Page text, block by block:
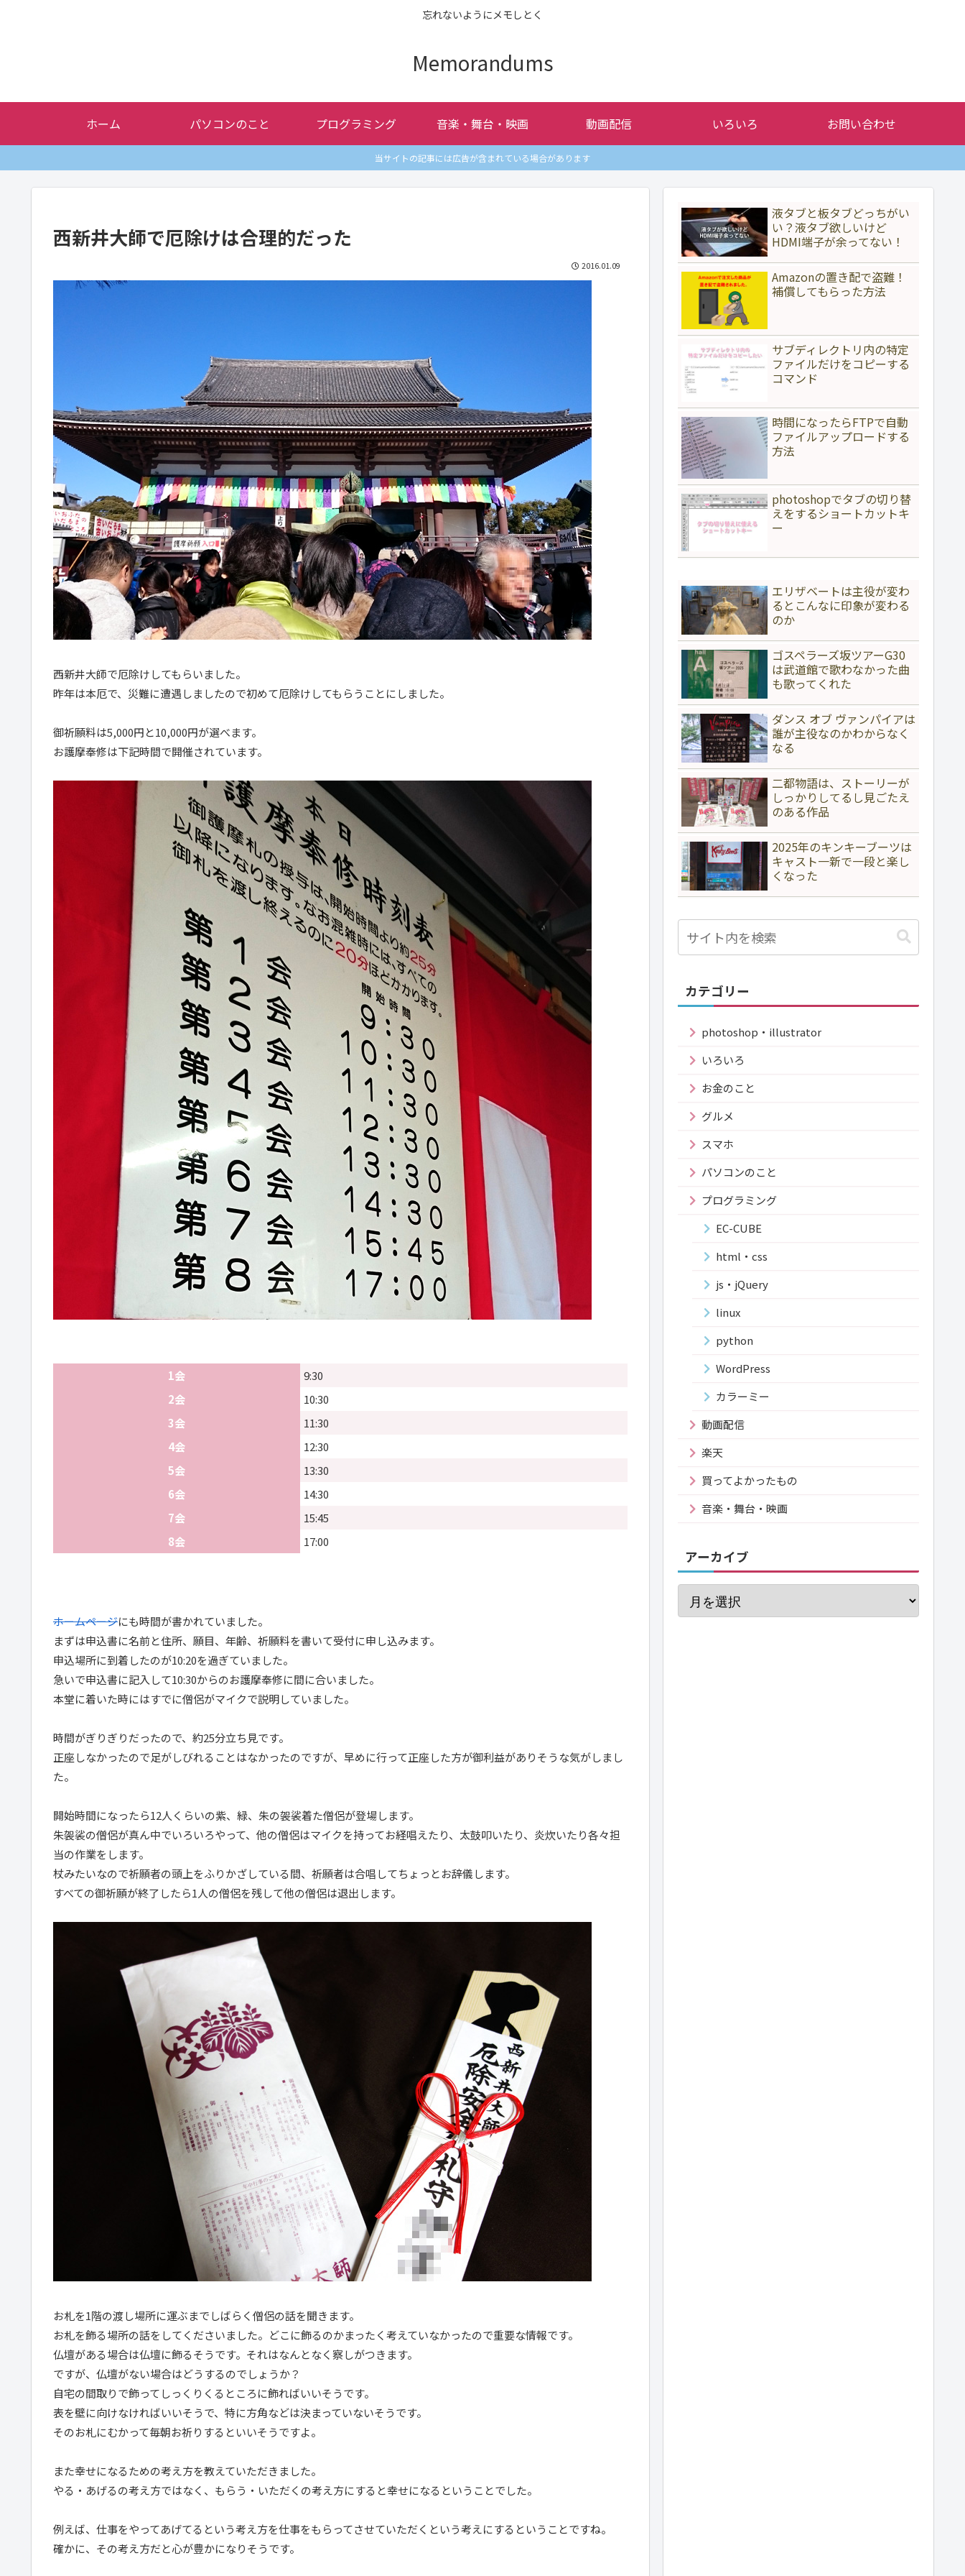
忘れないようにメモしとく
Memorandums
ホーム パソコンのこと プログラミング 音楽・舞台・映画 動画配信 いろいろ お問い合わせ
当サイトの記事には広告が含まれている場合があります
西新井大師で厄除けは合理的だった
2016.01.09
西新井大師で厄除けしてもらいました。
昨年は本厄で、災難に遭遇しましたので初めて厄除けしてもらうことにしました。
御祈願料は5,000円と10,000円が選べます。
お護摩奉修は下記時間で開催されています。
1会
9:30
2会
10:30
3会
11:30
4会
12:30
5会
13:30
6会
14:30
7会
15:45
8会
17:00
ホームページにも時間が書かれていました。
まずは申込書に名前と住所、願目、年齢、祈願料を書いて受付に申し込みます。
申込場所に到着したのが10:20を過ぎていました。
急いで申込書に記入して10:30からのお護摩奉修に間に合いました。
本堂に着いた時にはすでに僧侶がマイクで説明していました。
時間がぎりぎりだったので、約25分立ち見です。
正座しなかったので足がしびれることはなかったのですが、早めに行って正座した方が御利益がありそうな気がしまし
た。
開始時間になったら12人くらいの紫、緑、朱の袈裟着た僧侶が登場します。
朱袈裟の僧侶が真ん中でいろいろやって、他の僧侶はマイクを持ってお経唱えたり、太鼓叩いたり、炎炊いたり各々担
当の作業をします。
杖みたいなので祈願者の頭上をふりかざしている間、祈願者は合唱してちょっとお辞儀します。
すべての御祈願が終了したら1人の僧侶を残して他の僧侶は退出します。
お札を1階の渡し場所に運ぶまでしばらく僧侶の話を聞きます。
お札を飾る場所の話をしてくださいました。どこに飾るのかまったく考えていなかったので重要な情報です。
仏壇がある場合は仏壇に飾るそうです。それはなんとなく察しがつきます。
ですが、仏壇がない場合はどうするのでしょうか？
自宅の間取りで飾ってしっくりくるところに飾ればいいそうです。
表を壁に向けなければいいそうで、特に方角などは決まっていないそうです。
そのお札にむかって毎朝お祈りするといいそうですよ。
また幸せになるための考え方を教えていただきました。
やる・あげるの考え方ではなく、もらう・いただくの考え方にすると幸せになるということでした。
例えば、仕事をやってあげてるという考え方を仕事をもらってさせていただくという考えにするということですね。
確かに、その考え方だと心が豊かになりそうです。
液タブと板タブどっちがい
い？液タブ欲しいけど
HDMI端子が余ってない！
Amazonの置き配で盗難！
補償してもらった方法
サブディレクトリ内の特定
ファイルだけをコピーする
コマンド
時間になったらFTPで自動
ファイルアップロードする
方法
photoshopでタブの切り替
えをするショートカットキ
ー
エリザベートは主役が変わ
るとこんなに印象が変わる
のか
ゴスペラーズ坂ツアーG30
は武道館で歌わなかった曲
も歌ってくれた
ダンス オブ ヴァンパイアは
誰が主役なのかわからなく
なる
二都物語は、ストーリーが
しっかりしてるし見ごたえ
のある作品
2025年のキンキーブーツは
キャスト一新で一段と楽し
くなった
カテゴリー
photoshop・illustrator
いろいろ
お金のこと
グルメ
スマホ
パソコンのこと
プログラミング
EC-CUBE
html・css
js・jQuery
linux
python
WordPress
カラーミー
動画配信
楽天
買ってよかったもの
音楽・舞台・映画
アーカイブ